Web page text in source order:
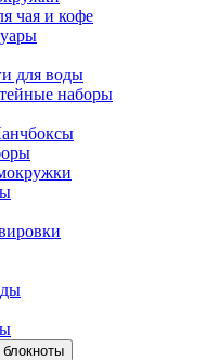
чая и кофе
для воды
наборы